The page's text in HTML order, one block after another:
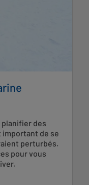
planifier des
important de se
perturbés.
pour vous